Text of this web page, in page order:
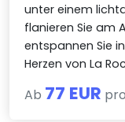
unter einem
flanieren Sie am
entspannen Sie
Herzen von La
Ab 77 EUR